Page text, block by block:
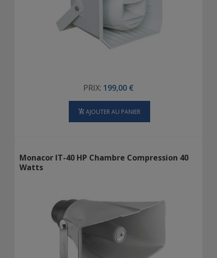
PRIX: 199,00 €
AJOUTER AU PANIER
Monacor IT-40 HP Chambre Compression 40
Watts